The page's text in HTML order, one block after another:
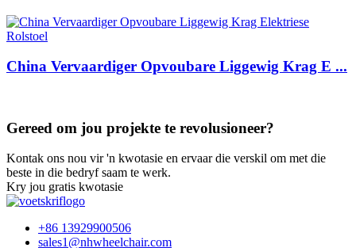
China Vervaardiger Opvoubare Liggewig Krag E ...
Gereed om jou projekte te revolusioneer?
Kontak ons ​​nou vir 'n kwotasie en ervaar die verskil om met die
beste in die bedryf saam te werk.
Kry jou gratis kwotasie
+86 13929900506
sales1@nhwheelchair.com